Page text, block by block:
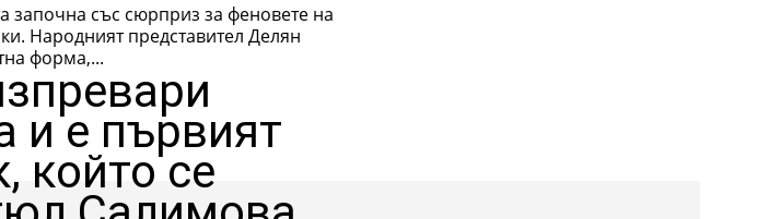
започна със сюрприз за феновете на
форма,...
и е първият
който се